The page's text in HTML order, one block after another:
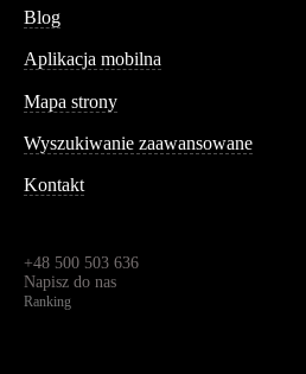
Blog
Aplikacja mobilna
Mapa strony
Wyszukiwanie zaawansowane
Kontakt
+48 500 503 636
Napisz do nas
Ranking